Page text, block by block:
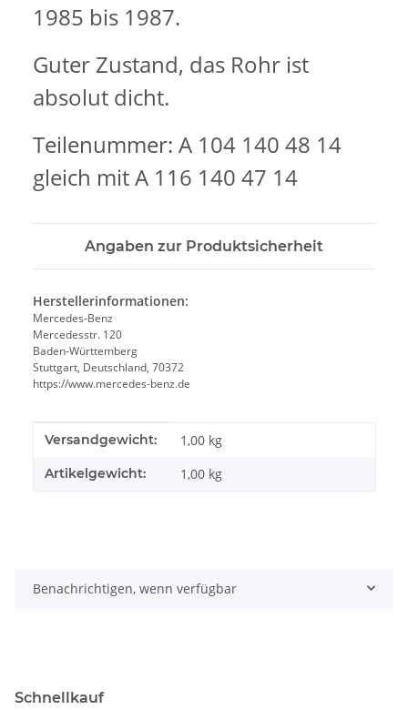
1985 bis 1987.
Guter Zustand, das Rohr ist
absolut dicht.
Teilenummer: A 104 140 48 14
gleich mit A 116 140 47 14
Angaben zur Produktsicherheit
Herstellerinformationen:
Mercedes-Benz
Mercedesstr. 120
Baden-Württemberg
Stuttgart, Deutschland, 70372
https://www.mercedes-benz.de
Produkteigenschaft
Wert
Versandgewicht: 1,00 kg
Artikelgewicht: 1,00 kg
Benachrichtigen, wenn verfügbar
Schnellkauf